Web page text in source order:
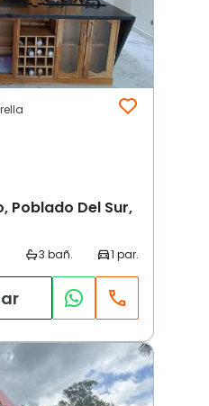
Poblado Del Sur,